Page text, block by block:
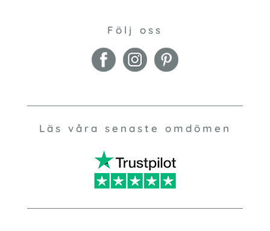
Följ oss
Läs våra senaste omdömen